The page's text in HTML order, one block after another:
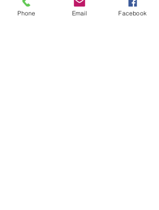
Phone Email Facebook